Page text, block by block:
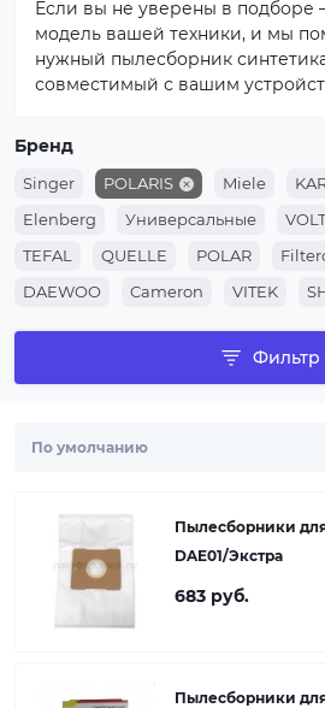
Если вы не уверены в подборе
модель вашей техники, и мы
нужный пылесборник
совместимый с вашим
Бренд
Singer POLARIS Miele
Elenberg
Универсальные
TEFAL
QUELLE POLAR
DAEWOO
Cameron VITEK
EVGO
Conti CLATRONIC
SCARLETT
Фильтр
Пылесборники
DAE01/Экстра
683 руб.
Пылесборники